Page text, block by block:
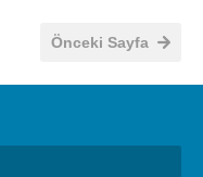
Önceki Sayfa